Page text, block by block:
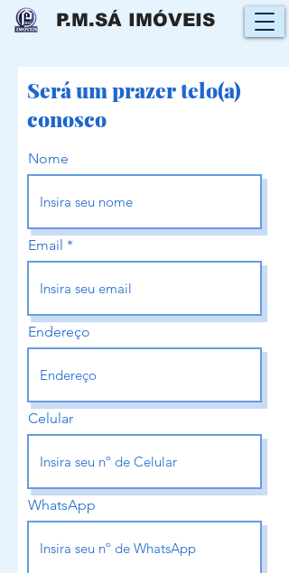
P.M.SÁ IMÓVEIS
Será um prazer telo(a)
conosco
Nome
Email
Endereço
Celular
WhatsApp